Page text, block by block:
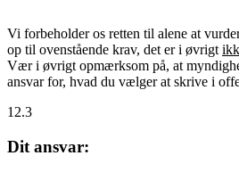
Vi forbeholder os retten til alene at
op til ovenstående krav, det er i øvrigt
Vær i øvrigt opmærksom på, at
ansvar for, hvad du vælger at skrive i
12.3
Dit ansvar: